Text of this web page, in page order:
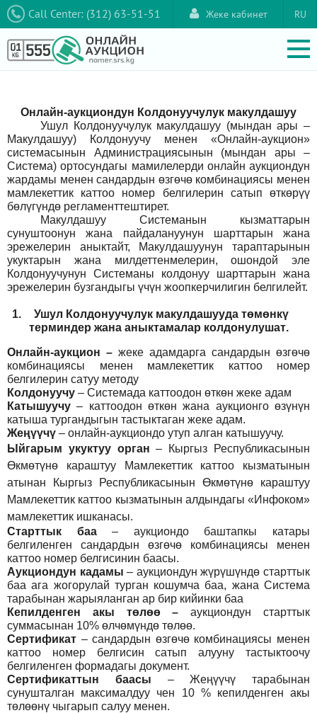
Call Center: (312) 63-51-51 RU
Жеке кабинет
Онлайн-аукциондун Колдонуучулук макулдашуу
Ушул Колдонуучулук макулдашуу (мындан ары –
Макулдашуу) Колдонуучу менен «Онлайн-аукцион»
системасынын Администрациясынын (мындан ары –
Система) ортосундагы мамилелерди онлайн аукциондун
жардамы менен сандардын өзгөчө комбинациясы менен
мамлекеттик каттоо номер белгилерин сатып өткөрүү
бөлүгүндө регламенттештирет.
Макулдашуу Системанын кызматтарын
сунуштоонун жана пайдалануунун шарттарын жана
эрежелерин аныктайт, Макулдашуунун тараптарынын
укуктарын жана милдеттенмелерин, ошондой эле
Колдонуучунун Системаны колдонуу шарттарын жана
эрежелерин бузгандыгы үчүн жоопкерчилигин белгилейт.
1.
Ушул Колдонуучулук макулдашууда төмөнкү
терминдер жана аныктамалар колдонулушат.
Онлайн-аукцион – жеке адамдарга сандардын өзгөчө
комбинациясы менен мамлекеттик каттоо номер
белгилерин сатуу методу
Колдонуучу – Системада каттоодон өткөн жеке адам
Катышуучу – каттоодон өткөн жана аукционго өзүнүн
катыша тургандыгын тастыктаган жеке адам.
Жеңүүчү – онлайн-аукциондо утуп алган катышуучу.
Ыйгарым укуктуу орган –
Кыргыз Республикасынын
Өкмөтүнө караштуу Мамлекеттик каттоо кызматынын
атынан Кыргыз Республикасынын Өкмөтүнө караштуу
Мамлекеттик каттоо кызматынын алдындагы «Инфоком»
мамлекеттик ишканасы.
Старттык баа– аукциондо баштапкы катары
белгиленген сандардын өзгөчө комбинациясы менен
каттоо номер белгисинин баасы.
Аукциондун кадамы – аукциондун жүрүшүндө старттык
баа ага жогорулай турган кошумча баа, жана Система
тарабынан жарыяланган ар бир кийинки баа
Кепилденген акы төлөө
–аукциондун старттык
суммасынан 10% өлчөмүндө төлөө.
Сертификат – сандардын өзгөчө комбинациясы менен
каттоо номер белгисин сатып алууну тастыктоочу
белгиленген формадагы документ.
Сертификаттын баасы – Жеңүүчү тарабынан
сунушталган максималдуу чен 10 % кепилденген акы
төлөөнү чыгарып салуу менен.